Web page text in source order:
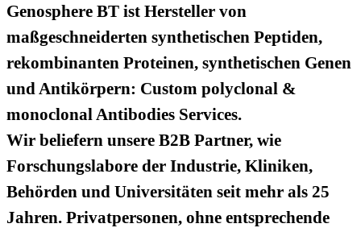
Genosphere BT ist Hersteller von
maßgeschneiderten synthetischen Peptiden,
rekombinanten Proteinen, synthetischen Genen
und Antikörpern: Custom polyclonal &
monoclonal Antibodies Services.
Wir beliefern unsere B2B Partner, wie
Forschungslabore der Industrie, Kliniken,
Behörden und Universitäten seit mehr als 25
Jahren. Privatpersonen, ohne entsprechende